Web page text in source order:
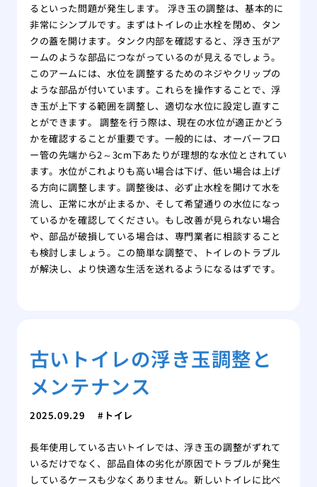
るといった問題が発生します。 浮き玉の調整は、基本的に
非常にシンプルです。まずはトイレの止水栓を閉め、タン
クの蓋を開けます。タンク内部を確認すると、浮き玉がア
ームのような部品につながっているのが見えるでしょう。
このアームには、水位を調整するためのネジやクリップの
ような部品が付いています。これらを操作することで、浮
き玉が上下する範囲を調整し、適切な水位に設定し直すこ
とができます。 調整を行う際は、現在の水位が適正かどう
かを確認することが重要です。一般的には、オーバーフロ
ー管の先端から2～3cm下あたりが理想的な水位とされてい
ます。水位がこれよりも高い場合は下げ、低い場合は上げ
る方向に調整します。調整後は、必ず止水栓を開けて水を
流し、正常に水が止まるか、そして希望通りの水位になっ
ているかを確認してください。もし改善が見られない場合
や、部品が破損している場合は、専門業者に相談すること
も検討しましょう。この簡単な調整で、トイレのトラブル
が解決し、より快適な生活を送れるようになるはずです。
古いトイレの浮き玉調整と
メンテナンス
2025.09.29 トイレ
長年使用している古いトイレでは、浮き玉の調整がずれて
いるだけでなく、部品自体の劣化が原因でトラブルが発生
しているケースも少なくありません。新しいトイレに比べ